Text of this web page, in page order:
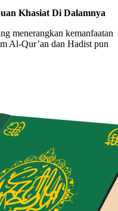
Khasiat Di Dalamnya
menerangkan kemanfaatan
Al-Qur’an dan Hadist pun